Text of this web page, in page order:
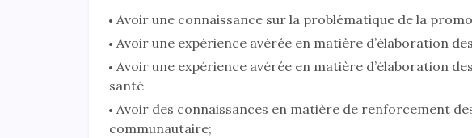
Avoir une connaissance sur la problématique de la
Avoir une expérience avérée en matière d’élaboration
Avoir une expérience avérée en matière d’élaboration
santé
Avoir des connaissances en matière de renforcement
communautaire;